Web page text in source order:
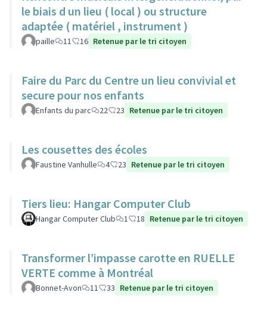
le biais d un lieu ( local ) ou structure
adaptée ( matériel , instrument )
paille 11 16 Retenue par le tri citoyen
Faire du Parc du Centre un lieu convivial et
secure pour nos enfants
Enfants du parc 22 23 Retenue par le tri citoyen
Les cousettes des écoles
Faustine Vanhulle 4 23 Retenue par le tri citoyen
Tiers lieu: Hangar Computer Club
Hangar Computer Club 1 18 Retenue par le tri citoyen
Transformer l’impasse carotte en RUELLE
VERTE comme à Montréal
Bonnet-Avon 11 33 Retenue par le tri citoyen